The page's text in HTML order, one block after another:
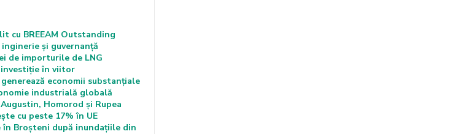
cu BREEAM Outstanding
inginerie și guvernanță
de importurile de LNG
investiție în viitor
economii substanțiale
industrială globală
Homorod și Rupea
cu peste 17% în UE
Broșteni după inundațiile din